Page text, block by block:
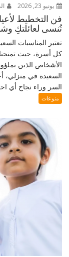
يونيو 23, 2026
فن التخطيط
تُنسى لعائلتكِ
تعتبر المناسبات
كل أسرة، حيث
الأشخاص الذين
السعيدة في منزلي،
السر وراء نجاح أي
منوعات